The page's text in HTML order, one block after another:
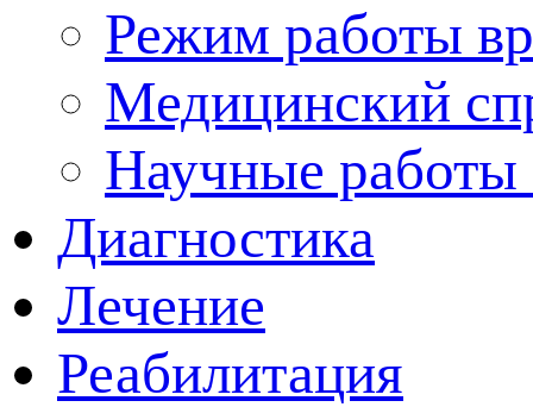
Режим работы
Медицинский
Научные работы
Диагностика
Лечение
Реабилитация